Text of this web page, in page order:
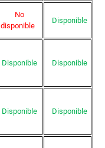
No
disponible
Disponible
Disponible Disponible
Disponible Disponible